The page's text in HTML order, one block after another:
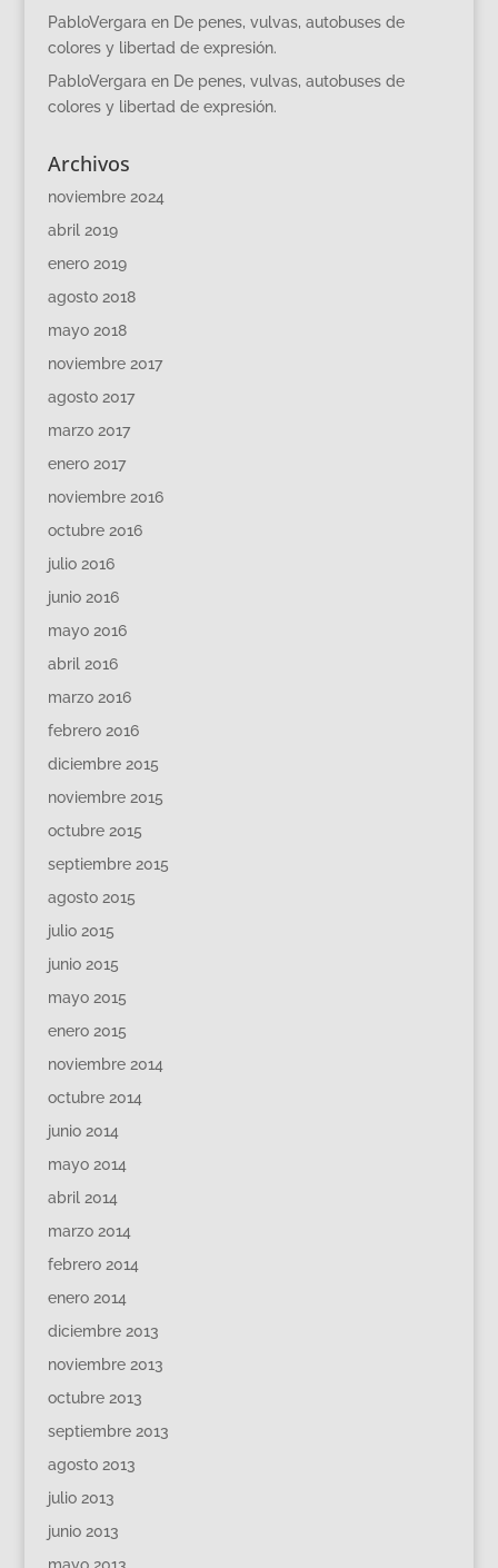
PabloVergara en De penes, vulvas, autobuses de
colores y libertad de expresión.
PabloVergara en De penes, vulvas, autobuses de
colores y libertad de expresión.
Archivos
noviembre 2024
abril 2019
enero 2019
agosto 2018
mayo 2018
noviembre 2017
agosto 2017
marzo 2017
enero 2017
noviembre 2016
octubre 2016
julio 2016
junio 2016
mayo 2016
abril 2016
marzo 2016
febrero 2016
diciembre 2015
noviembre 2015
octubre 2015
septiembre 2015
agosto 2015
julio 2015
junio 2015
mayo 2015
enero 2015
noviembre 2014
octubre 2014
junio 2014
mayo 2014
abril 2014
marzo 2014
febrero 2014
enero 2014
diciembre 2013
noviembre 2013
octubre 2013
septiembre 2013
agosto 2013
julio 2013
junio 2013